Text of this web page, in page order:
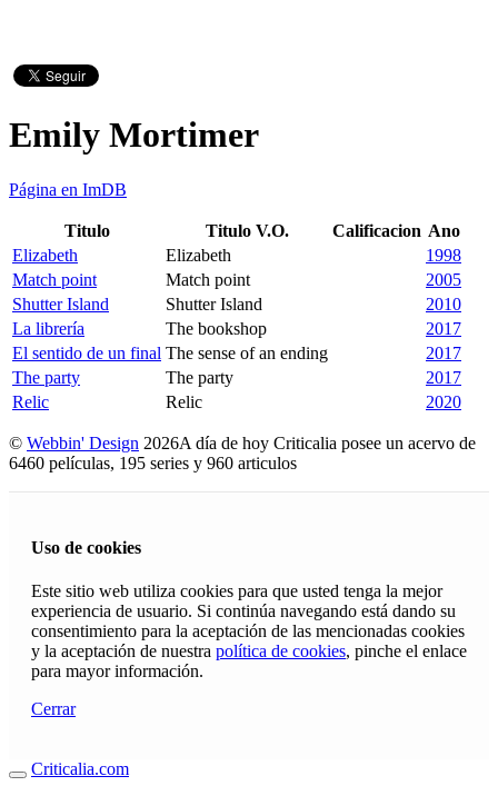
Emily Mortimer
Página en ImDB
Titulo Titulo V.O. Calificacion Ano
Elizabeth
Elizabeth
1998
Match point
Match point
2005
Shutter Island
Shutter Island
2010
La librería
The bookshop
2017
El sentido de un final The sense of an ending
2017
The party
The party
2017
Relic
Relic 2020
© Webbin' Design 2026A día de hoy Criticalia posee un acervo de
6460 películas, 195 series y 960 articulos
Uso de cookies
Este sitio web utiliza cookies para que usted tenga la mejor
experiencia de usuario. Si continúa navegando está dando su
consentimiento para la aceptación de las mencionadas cookies
y la aceptación de nuestra política de cookies, pinche el enlace
para mayor información.
Cerrar
Criticalia.com